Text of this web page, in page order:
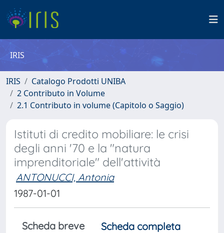
IRIS
IRIS
Catalogo Prodotti UNIBA
2 Contributo in Volume
2.1 Contributo in volume (Capitolo o Saggio)
Istituti di credito mobiliare: le crisi
degli anni '70 e la "natura
imprenditoriale" dell'attività
ANTONUCCI, Antonia
1987-01-01
Scheda breve
Scheda completa